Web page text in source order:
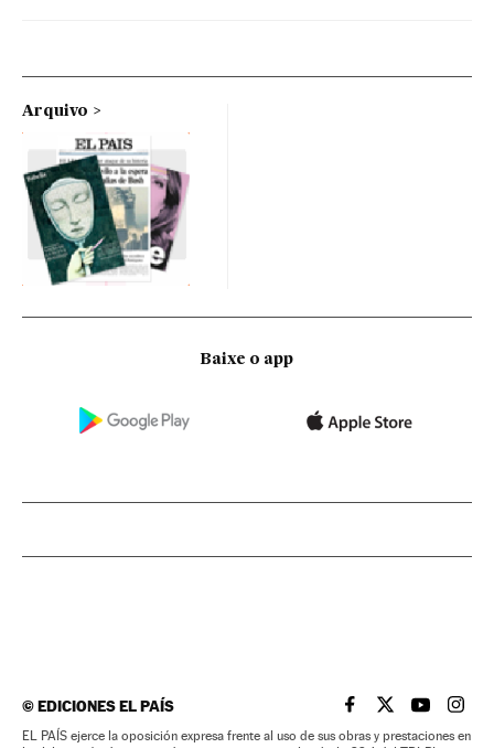
Arquivo
Baixe o app
©EDICIONES EL PAÍS EL PAÍS BRASIL EN
EL PAÍSEL PAÍS
EL
EL PAÍS ejerce la oposición expresa frente al uso de sus obras y prestaciones en